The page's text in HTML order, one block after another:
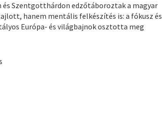
Szentgotthárdon edzőtáboroztak a magyar
hanem mentális felkészítés is: a fókusz és
Európa- és világbajnok osztotta meg